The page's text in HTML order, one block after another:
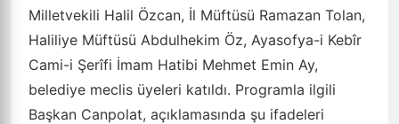
Milletvekili Halil Özcan, İl Müftüsü Ramazan Tolan,
Haliliye Müftüsü Abdulhekim Öz, Ayasofya-i Kebîr
Cami-i Şerîfi İmam Hatibi Mehmet Emin Ay,
belediye meclis üyeleri katıldı. Programla ilgili
Başkan Canpolat, açıklamasında şu ifadeleri